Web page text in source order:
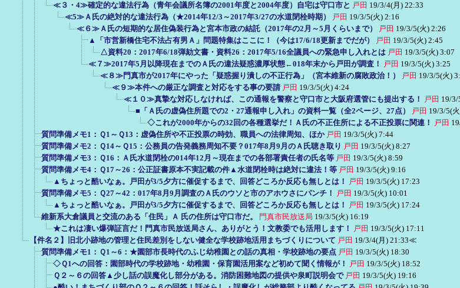
≪３・4≫確定的な違法行為（青年会議所名簿の2001年度と2004年度）自宅は守口市と 戸田 19/3/4(月) 22:33
≪5≫Ａ氏の絶対的な違法行為（★2014年12/3～2017年3/27の水道閉栓時期）
戸田 19/3/5(火) 2:16
≪６≫Ａ氏の短期的な居住偽装行為と宮本市政の結託（2017年の2月～5月くらいまで）
戸田 19/3/5(火) 2:26
▲「市営新橋住宅不法占有男Ａ」問題特集はここに！（今は17/6/18更新までだが）
戸田 19/3/5(火) 2:45
△資料20：2017年6/18弾劾文書・資料26：2017年5/16全議員への緊急申し入れとは 戸田 19/3/5(火) 3:07
≪７≫2017年5月以降現在までのＡ氏の違法疑惑濃厚状態←018年末から戸田が調査！
戸田 19/3/5(火) 3:25
≪８≫門真市が2017年にやった「疑惑握り潰しの不正行為」（宮本維新の腐敗政治！）
戸田 19/3/5(火)
≪９≫本件への厳正な調査と対応をする事の要請 戸田 19/3/5(火) 4:24
≪１０≫真摯な対応しなければ、この通報を警察と守口市と大阪府選管にも提出する！
戸田 19/3/
■「Ａ氏の虚偽住所題での2・27通報申し入れ」の資料一覧（全2ページ、27点）
戸田 19/3/5(
◇これが2000年からの32回の各種選挙だ！Ａ氏の不正住所による不正投票に関連！
戸田
質問準備メモ1：Ｑ1～Ｑ13：虚偽住所や不正投票の時効、職員への法律周知、ほか 戸田 19/3/5(火) 7:44
質問準備メモ2：Ｑ14～Ｑ15：公務員の告発義務周知不要？017年8月9月のＡ氏聴き取り 戸田 19/3/5(火) 8:27
質問準備メモ3：Ｑ16：Ａ氏水道閉栓の014年12月～現在までの各部署責任者の氏名等 戸田 19/3/5(火) 8:59
質問準備メモ4：Ｑ17～26：公正証書原本不実記載の件▲水道閉栓時は絶対に違法！等 戸田 19/3/5(火) 9:16
▲ちょっと酷いなぁ。戸田が3/5夕方に催促するまで、回答どころか反応も無しとは！
戸田 19/3/5(火) 17:23
質問準備メモ5：Ｑ27～42：017年8月9月調査のＡ氏のウソと市のアホウさにパンチ！
戸田 19/3/5(火) 10:01
▲ちょっと酷いなぁ。戸田が3/5夕方に催促するまで、回答どころか反応も無しとは！
戸田 19/3/5(火) 17:24
維新系大倉議員と交流のある「住民」Ａ 氏の住所は守口市だ。
門真市民放送局 19/3/5(火) 16:19
★これは凄い爆弾証言だ！門真市民放送局さん、ありがとう！文教委でも活用します！
戸田 19/3/5(火) 17:11
【件名２】旧北小跡地の管理と住民差別をしない健全な学校跡地活用まちづくりについて 戸田 19/3/4(月) 21:33≪
質問準備メモ1：Ｑ1～6：★園部市長時代のふじ幼稚園との話の真相・学校跡地の要点 戸田 19/3/5(火) 18:30
◇Ｑ1への回答：園部時代の学校跡地・幼稚園・保育園活用案など初めて聞く情報が！
戸田 19/3/5(火) 18:52
Ｑ２～６の回答▲少し話の誤魔化し部分がある。消防困難地図の提供や泉町説明会で 戸田 19/3/5(火) 19:16